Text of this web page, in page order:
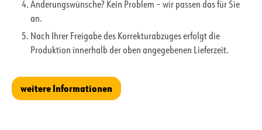
Änderungswünsche? Kein Problem – wir passen das für Sie
an.
Nach Ihrer Freigabe des Korrekturabzuges erfolgt die
Produktion innerhalb der oben angegebenen Lieferzeit.
weitere Informationen